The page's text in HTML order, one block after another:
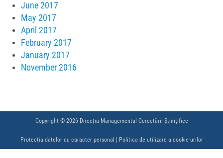
June 2017
May 2017
April 2017
February 2017
January 2017
November 2016
Copyright © 2026 Direcția Managementul Cercetării Științifice
Protecția datelor cu caracter personal Politica de utilizare a cookie-urilor